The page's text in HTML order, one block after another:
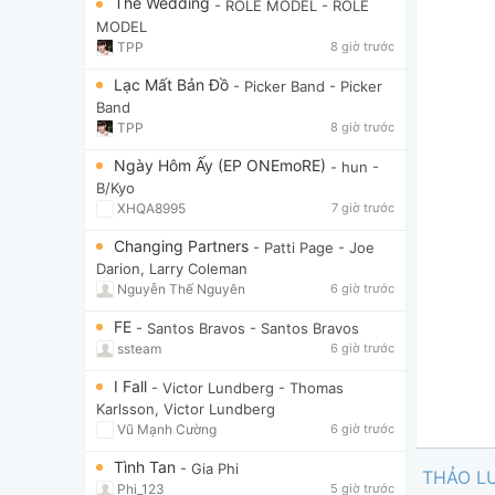
- ROLE MODEL - ROLE
MODEL
TPP 8 giờ trước
Lạc Mất Bản Đồ - Picker Band - Picker
Band
TPP 8 giờ trước
Ngày Hôm Ấy (EP ONEmoRE) - hun -
B/Kyo
XHQA8995 7 giờ trước
Changing Partners - Patti Page - Joe
Darion, Larry Coleman
Nguyễn Thế Nguyên 6 giờ trước
FE - Santos Bravos - Santos Bravos
ssteam 6 giờ trước
I Fall - Victor Lundberg - Thomas
Karlsson, Victor Lundberg
Vũ Mạnh Cường 6 giờ trước
Tình Tan - Gia Phi
Phi_123 5 giờ trước THẢO